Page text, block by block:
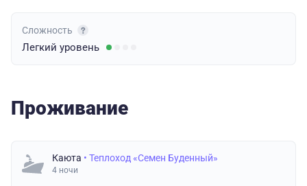
Сложность
Легкий уровень
Проживание
Каюта • Теплоход «Семен Буденный»
4 ночи